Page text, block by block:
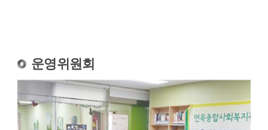
운영위원회